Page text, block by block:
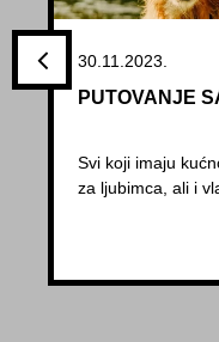
30.11.2023.
PUTOVANJE
Svi koji imaju
za ljubimca, ali i